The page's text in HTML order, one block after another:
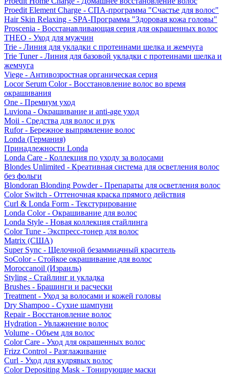
Proedit Element Charge - СПА-программа "Счастье для волос"
Hair Skin Relaxing - SPA-Программа "Здоровая кожа головы"
Proscenia - Восстанавливающая серия для окрашенных волос
THEO - Уход для мужчин
Trie - Линия для укладки с протеинами шелка и жемчуга
Trie Tuner - Линия для базовой укладки с протеинами шелка и
жемчуга
Viege - Антивозростная органическая серия
Locor Serum Color - Восстановление волос во время
окрашивания
One - Премиум уход
Luviona - Окрашивание и anti-age уход
Moii - Средства для волос и рук
Rufor - Бережное выпрямление волос
Londa (Германия)
Принадлежности Londa
Londa Care - Коллекция по уходу за волосами
Blondes Unlimited - Креативная система для осветления волос
без фольги
Blondoran Blonding Powder - Препараты для осветления волос
Color Switch - Оттеночная краска прямого действия
Curl & Londa Form - Текстурирование
Londa Color - Окрашивание для волос
Londa Style - Новая коллекция стайлинга
Color Tune - Экспресс-тонер для волос
Matrix (США)
Super Sync - Щелочной безаммиачный краситель
SoColor - Стойкое окрашивание для волос
Moroccanoil (Израиль)
Styling - Стайлинг и укладка
Brushes - Брашинги и расчески
Treatment - Уход за волосами и кожей головы
Dry Shampoo - Сухие шампуни
Repair - Восстановление волос
Hydration - Увлажнение волос
Volume - Объем для волос
Color Care - Уход для окрашенных волос
Frizz Control - Разглаживание
Curl - Уход для кудрявых волос
Color Depositing Mask - Тонирующие маски